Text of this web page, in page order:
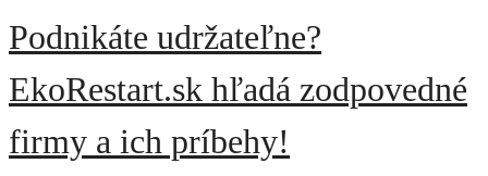
Podnikáte udržateľne?
EkoRestart.sk hľadá zodpovedné
firmy a ich príbehy!